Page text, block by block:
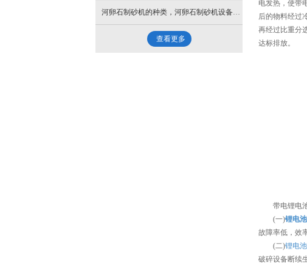
电发热，使带
后的物料经过
再经过比重分
达标排放。
带电锂电
(一)锂电
故障率低，效
(二)锂电
破碎设备断续
河卵石制砂机的种类，河卵石制砂机设备安装厂家哪家好？
查看更多